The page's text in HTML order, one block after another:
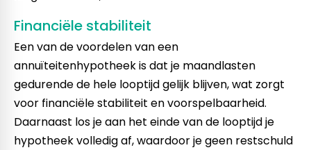
Financiële stabiliteit
Een van de voordelen van een
annuïteitenhypotheek is dat je maandlasten
gedurende de hele looptijd gelijk blijven, wat zorgt
voor financiële stabiliteit en voorspelbaarheid.
Daarnaast los je aan het einde van de looptijd je
hypotheek volledig af, waardoor je geen restschuld